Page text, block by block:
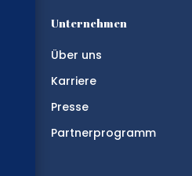
Unternehmen
Über uns
Karriere
Presse
Partnerprogramm